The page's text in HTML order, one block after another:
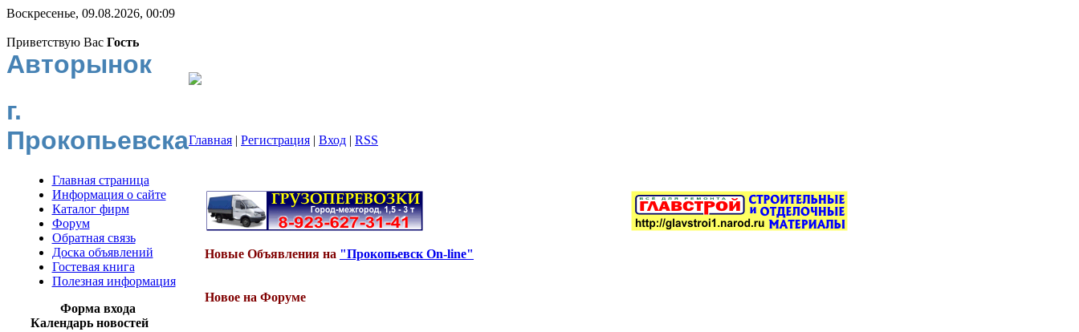
Воскресенье, 09.08.2026, 00:09
Приветствую Вас Гость
Авторынок
г.
ПрокопьевскаГлавная | Регистрация | Вход | RSS
Главная страница
Информация о сайте
Каталог фирм
Форум
Обратная связь
Доска объявлений
Гостевая книга
Полезная информация
Форма входа
Календарь новостей
Новые Объявления на "Прокопьевск On-line"
Новое на Форуме